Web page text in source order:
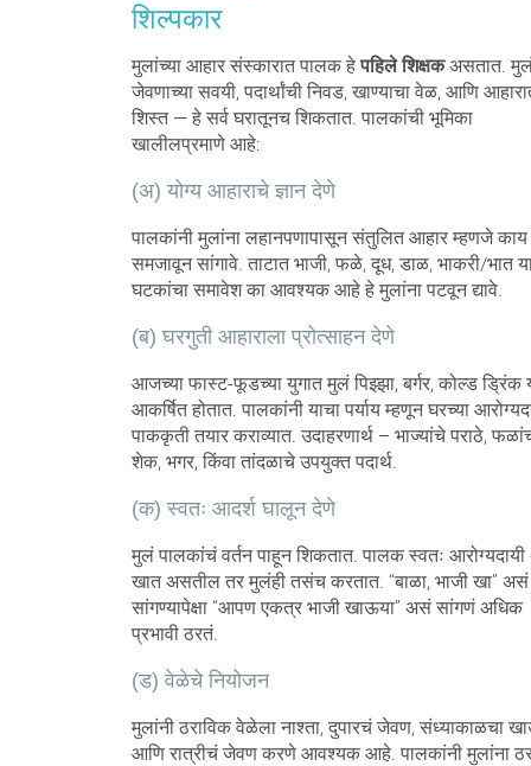
शिल्पकार
मुलांच्या आहार संस्कारात पालक हेपहिले शिक्षकअसतात.
जेवणाच्या सवयी, पदार्थांची निवड, खाण्याचा वेळ, आणि
शिस्त — हे सर्व घरातूनच शिकतात. पालकांची भूमिका
खालीलप्रमाणे आहे:
(अ) योग्य आहाराचे ज्ञान देणे
पालकांनी मुलांना लहानपणापासून संतुलित आहार म्हणजे काय
समजावून सांगावे. ताटात भाजी, फळे, दूध, डाळ, भाकरी/भात
घटकांचा समावेश का आवश्यक आहे हे मुलांना पटवून द्यावे.
(ब) घरगुती आहाराला प्रोत्साहन देणे
आजच्या फास्ट-फूडच्या युगात मुलं पिझ्झा, बर्गर, कोल्ड ड्रिंक
आकर्षित होतात. पालकांनी याचा पर्याय म्हणून घरच्या
पाककृती तयार कराव्यात. उदाहरणार्थ – भाज्यांचे पराठे,
शेक, भगर, किंवा तांदळाचे उपयुक्त पदार्थ.
(क) स्वतः आदर्श घालून देणे
मुलं पालकांचं वर्तन पाहून शिकतात. पालक स्वतः
खात असतील तर मुलंही तसंच करतात. “बाळा, भाजी खा” असं
सांगण्यापेक्षा “आपण एकत्र भाजी खाऊया” असं सांगणं अधिक
प्रभावी ठरतं.
(ड) वेळेचे नियोजन
मुलांनी ठराविक वेळेला नाश्ता, दुपारचं जेवण, संध्याकाळचा
आणि रात्रीचं जेवण करणे आवश्यक आहे. पालकांनी मुलांना